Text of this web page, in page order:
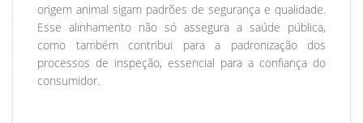
origem animal sigam padrões de segurança e qualidade.
Esse alinhamento não só assegura a saúde pública,
como também contribui para a padronização dos
processos de inspeção, essencial para a confiança do
consumidor.